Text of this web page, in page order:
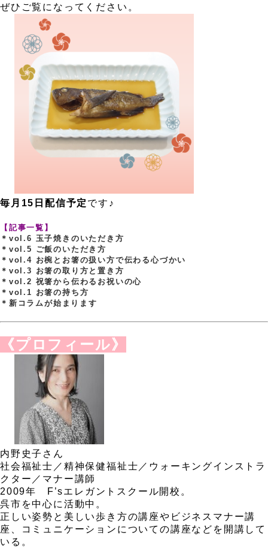
ぜひご覧になってください。
毎月15日配信予定 です♪
【記事一覧】
＊vol.6 玉子焼きのいただき方
＊vol.5 ご飯のいただき方
＊vol.4 お椀とお箸の扱い方で伝わる心づかい
＊vol.3 お箸の取り方と置き方
＊vol.2 祝箸から伝わるお祝いの心
＊vol.1 お箸の持ち方
＊新コラムが始まります
《プロフィール》
内野史子さん
社会福祉士／精神保健福祉士／ウォーキングインストラ
クター／マナー講師
2009年 F’sエレガントスクール開校。
呉市を中心に活動中。
正しい姿勢と美しい歩き方の講座やビジネスマナー講
座、コミュニケーションについての講座などを開講して
いる。